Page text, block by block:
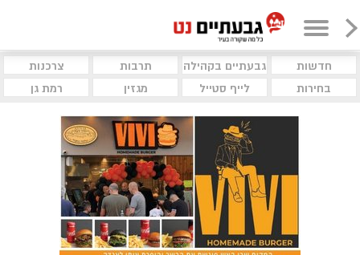
חדשות גבעתיים בקהילה תרבות
צרכנות
בחירות
לייף סטייל מגזין רמת גן